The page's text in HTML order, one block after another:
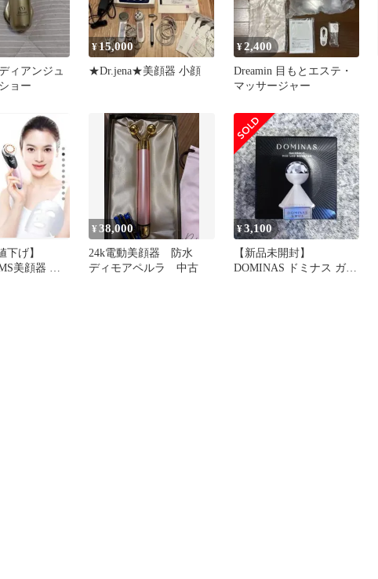
ィアンジュ
ョー
¥15,000
★Dr.jena★美顔器 小顔
¥2,400
Dreamin 目もとエステ・
マッサージャー
下げ】
美顔器 多
¥38,000
24k電動美顔器 防水
ディモアペルラ 中古
¥3,100
【新品未開封】
DOMINAS ドミナス ガル